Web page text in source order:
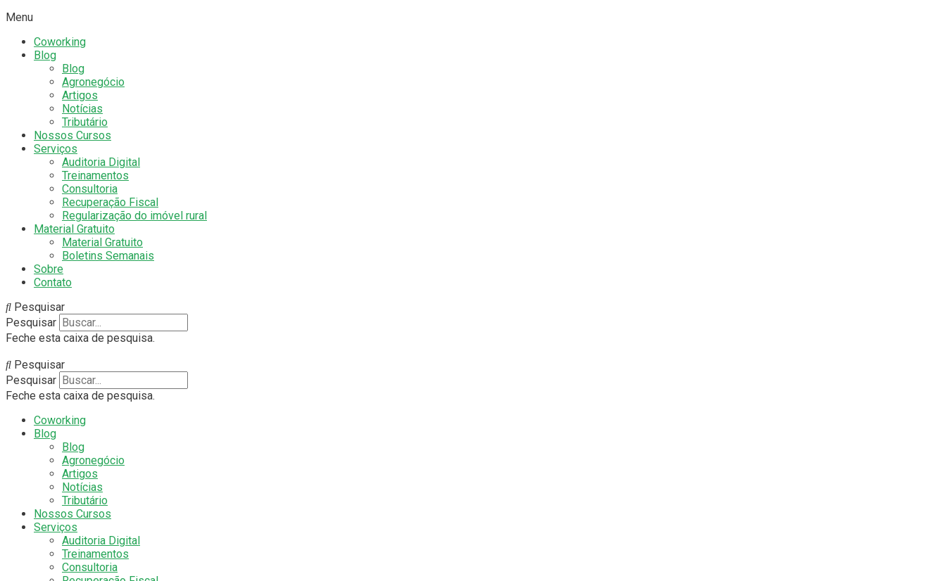
Menu
Coworking
Blog
Blog
Agronegócio
Artigos
Notícias
Tributário
Nossos Cursos
Serviços
Auditoria Digital
Treinamentos
Consultoria
Recuperação Fiscal
Regularização do imóvel rural
Material Gratuito
Material Gratuito
Boletins Semanais
Sobre
Contato
Pesquisar
Pesquisar
Feche esta caixa de pesquisa.
Pesquisar
Pesquisar
Feche esta caixa de pesquisa.
Coworking
Blog
Blog
Agronegócio
Artigos
Notícias
Tributário
Nossos Cursos
Serviços
Auditoria Digital
Treinamentos
Consultoria